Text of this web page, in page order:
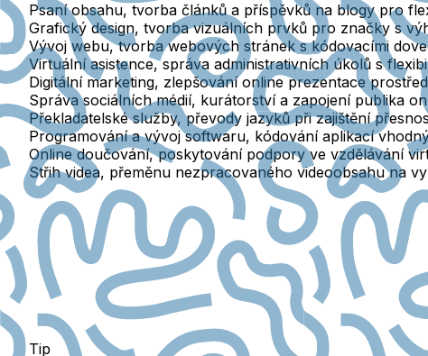
Psaní obsahu, tvorba článků a příspěvků na blogy pro
Grafický design, tvorba vizuálních prvků pro značky s
Vývoj webu, tvorba webových stránek s kódovacími
Virtuální asistence, správa administrativních úkolů s
Digitální marketing, zlepšování online prezentace
Správa sociálních médií, kurátorství a zapojení publika
Překladatelské služby, převody jazyků při zajištění
Programování a vývoj softwaru, kódování aplikací
Online doučování, poskytování podpory ve vzdělávání
Střih videa, přeměnu nezpracovaného videoobsahu na
Tip